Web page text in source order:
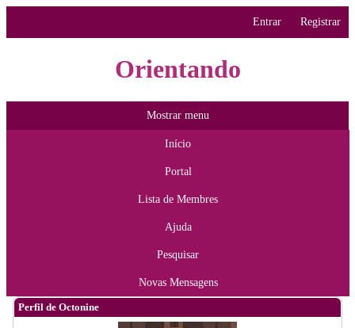
Entrar Registrar
Orientando
Mostrar menu
Início
Portal
Lista de Membres
Ajuda
Pesquisar
Novas Mensagens
Perfil de Octonine